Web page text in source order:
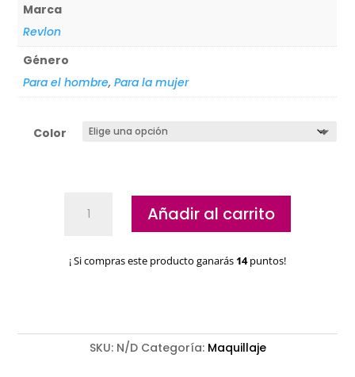
Marca
Revlon
Género
Para el hombre,Para la mujer
Color
Revlon
Añadir al carrito
¡ Si compras este producto ganarás 14puntos!
SKU: N/D Categoría: Maquillaje